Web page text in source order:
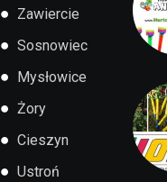
● Zawiercie
● Sosnowiec
● Mysłowice
● Żory
● Cieszyn
● Ustroń